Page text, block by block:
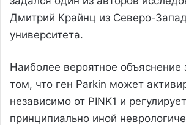
Дмитрий Крайнц из Северо-
университета.
Наиболее вероятное объяснение
том, что ген Parkin может
независимо от PINK1 и регулирует
принципиально иной